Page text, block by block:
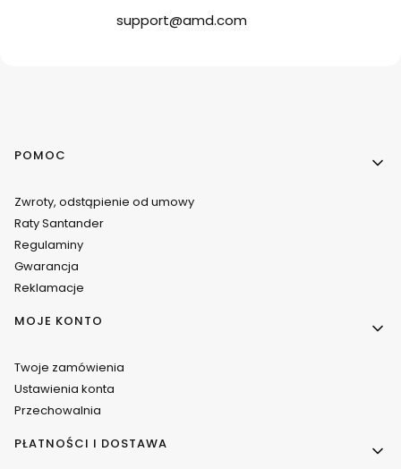
support@amd.com
Linki w stopce
POMOC
Zwroty, odstąpienie od umowy
Raty Santander
Regulaminy
Gwarancja
Reklamacje
MOJE KONTO
Twoje zamówienia
Ustawienia konta
Przechowalnia
PŁATNOŚCI I DOSTAWA